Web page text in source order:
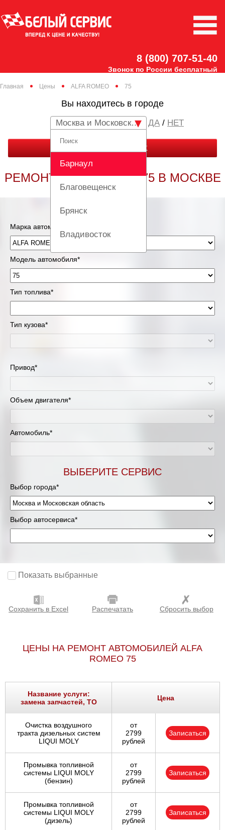
8 (800) 707-51-40
Звонок по России бесплатный
Главная Цены ALFA ROMEO 75
Вы находитесь в городе
Москва и Московская область
Барнаул
Благовещенск
Брянск
Владивосток
Вологда
Екатеринбург
Красноярск
Липецк
Москва и Московская область
Мурманск
Нижневартовск
Нижний Новгород
Новосибирск
Оренбург
Петрозаводск
Ростов-на-Дону
Самара
Санкт-Петербург
Саратов
Солнцево
Сочи
Сургут
/ НЕТ
ЗАКАЗАТЬ ЗВОНОК
РЕМОНТ ALFA ROMEO 75 В МОСКВЕ
Марка автомобиля*
Модель автомобиля*
Тип топлива*
Тип кузова*
Привод*
Объем двигателя*
Автомобиль*
ВЫБЕРИТЕ СЕРВИС
Выбор города*
Выбор автосервиса*
Показать выбранные
Сохранить в Excel Распечатать Сбросить выбор
ЦЕНЫ НА РЕМОНТ АВТОМОБИЛЕЙ ALFA
ROMEO 75
Название услуги:
замена запчастей, ТО
Цена
Очистка воздушного
тракта дизельных систем
LIQUI MOLY
от
2799
рублей
Записаться
Промывка топливной
системы LIQUI MOLY
(бензин)
от
2799
рублей
Записаться
Промывка топливной
системы LIQUI MOLY
(дизель)
от
2799
рублей
Записаться